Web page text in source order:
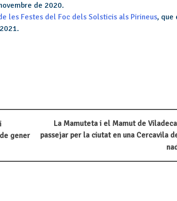
de 2020.
les Festes del Foc dels Solsticis als Pirineus, que
gener
La Mamuteta i el Mamut de
passejar per la ciutat en una Cercavila